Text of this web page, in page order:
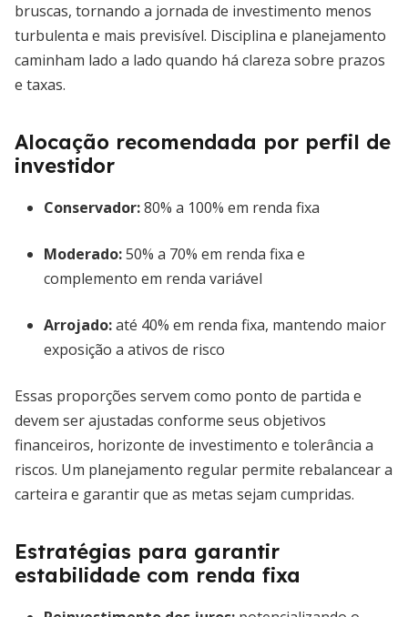
bruscas, tornando a jornada de investimento menos
turbulenta e mais previsível. Disciplina e planejamento
caminham lado a lado quando há clareza sobre prazos
e taxas.
Alocação recomendada por perfil de
investidor
Conservador:80% a 100% em renda fixa
Moderado:50% a 70% em renda fixa e
complemento em renda variável
Arrojado:até 40% em renda fixa, mantendo maior
exposição a ativos de risco
Essas proporções servem como ponto de partida e
devem ser ajustadas conforme seus objetivos
financeiros, horizonte de investimento e tolerância a
riscos. Um planejamento regular permite rebalancear a
carteira e garantir que as metas sejam cumpridas.
Estratégias para garantir
estabilidade com renda fixa